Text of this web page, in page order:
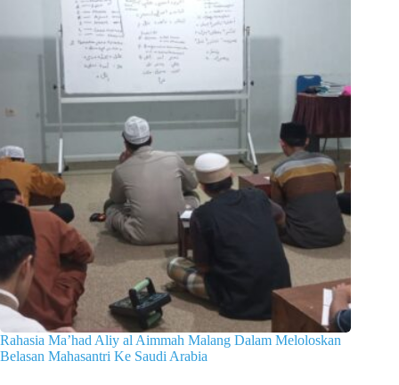
Rahasia Ma’had Aliy al Aimmah Malang Dalam Meloloskan
Belasan Mahasantri Ke Saudi Arabia